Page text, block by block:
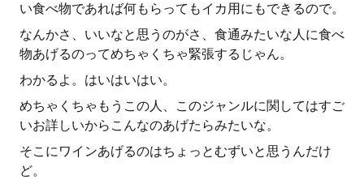
い食べ物であれば何もらってもイカ用にもできるので。
なんかさ、いいなと思うのがさ、食通みたいな人に食べ
物あげるのってめちゃくちゃ緊張するじゃん。
わかるよ。はいはいはい。
めちゃくちゃもうこの人、このジャンルに関してはすご
いお詳しいからこんなのあげたらみたいな。
そこにワインあげるのはちょっとむずいと思うんだけ
ど。